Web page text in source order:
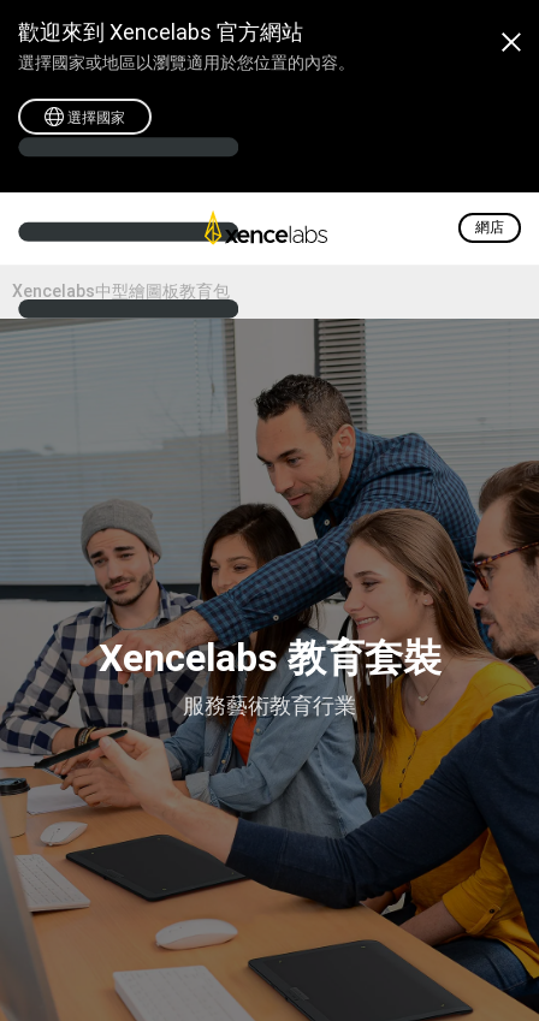
歡迎來到 Xencelabs 官方網站
選擇國家或地區以瀏覽適用於您位置的內容。
選擇國家
網店
Xencelabs中型繪圖板教育包
Xencelabs 教育套裝
服務藝術教育行業